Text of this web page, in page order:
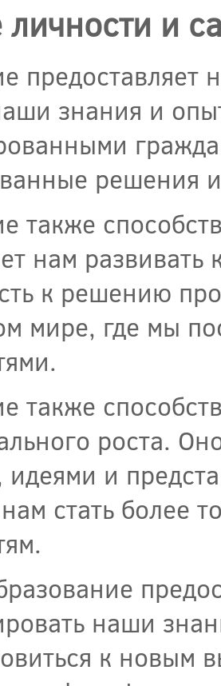
личности и
знания и
решения
также
нам
к решению
мире, где мы
также
роста.
идеями и
стать более
наши
к новым